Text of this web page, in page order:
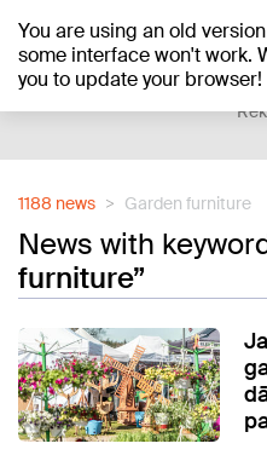
You are using an old
some interface won't work.
you to update your browser!
+20°C
1188 news Garden furniture
News with
furniture”